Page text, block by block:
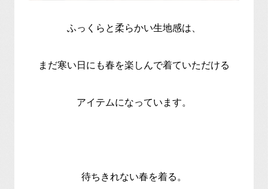
ふっくらと柔らかい生地感は、
まだ寒い日にも春を楽しんで着ていただける
アイテムになっています。
待ちきれない春を着る。